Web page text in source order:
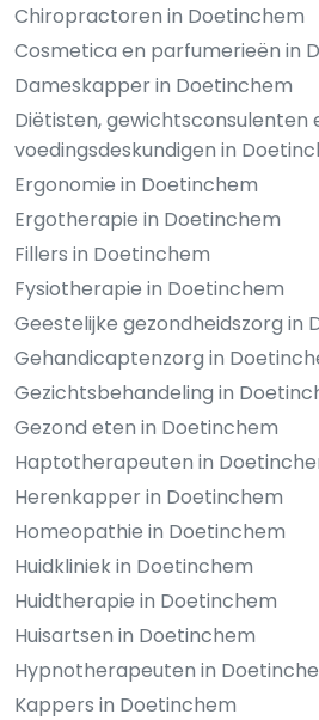
Chiropractoren in Doetinchem
Cosmetica en parfumerieën in
Dameskapper in Doetinchem
Diëtisten, gewichtsconsulenten
voedingsdeskundigen in
Ergonomie in Doetinchem
Ergotherapie in Doetinchem
Fillers in Doetinchem
Fysiotherapie in Doetinchem
Geestelijke gezondheidszorg in
Gehandicaptenzorg in
Gezichtsbehandeling in
Gezond eten in Doetinchem
Haptotherapeuten in
Herenkapper in Doetinchem
Homeopathie in Doetinchem
Huidkliniek in Doetinchem
Huidtherapie in Doetinchem
Huisartsen in Doetinchem
Hypnotherapeuten in
Kappers in Doetinchem